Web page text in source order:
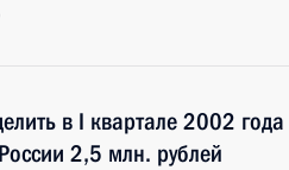
в I квартале 2002 года
2,5 млн. рублей